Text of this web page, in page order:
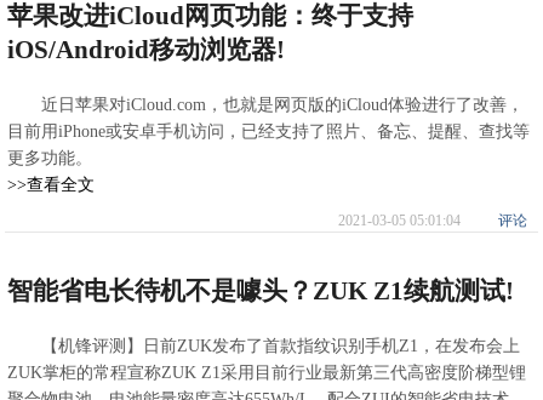
苹果改进iCloud网页功能：终于支持
iOS/Android移动浏览器!
近日苹果对iCloud.com，也就是网页版的iCloud体验进行了改善，
目前用iPhone或安卓手机访问，已经支持了照片、备忘、提醒、查找等
更多功能。
>>查看全文
2021-03-05 05:01:04 评论
智能省电长待机不是噱头？ZUK Z1续航测试!
【机锋评测】日前ZUK发布了首款指纹识别手机Z1，在发布会上
ZUK掌柜的常程宣称ZUK Z1采用目前行业最新第三代高密度阶梯型锂